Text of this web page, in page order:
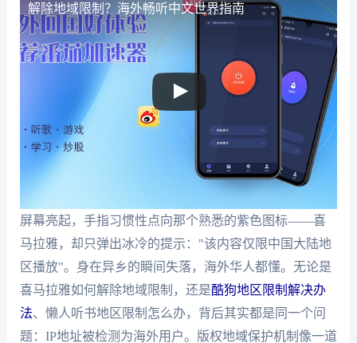
解除地域限制？海外畅听中文世界指南
屏幕亮起，手指习惯性点向那个熟悉的紫色图标——喜
马拉雅，却只弹出冰冷的提示："该内容仅限中国大陆地
区播放"。身在异乡的瞬间失落，海外华人都懂。无论是
喜马拉雅如何解除地域限制，还是酷狗地区限制解决办
法、懒人听书地区限制怎么办，背后其实都是同一个问
题：IP地址被检测为海外用户。版权地域保护机制像一道